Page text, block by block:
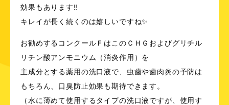
効果もあります‼️
キレイが長く続くのは嬉しいですね✨
お勧めするコンクールＦはこのＣＨＧおよびグリチル
リチン酸アンモニウム（消炎作用）を
主成分とする薬用の洗口液で、虫歯や歯肉炎の予防は
もちろん、口臭防止効果も期待できます。
（水に薄めて使用するタイプの洗口液ですが、使用す